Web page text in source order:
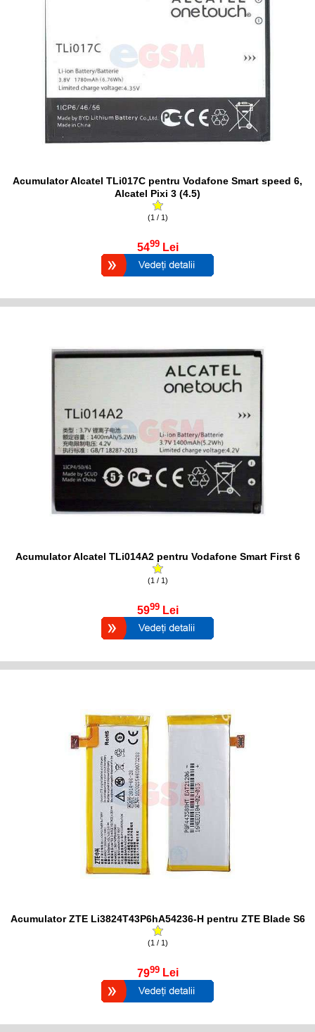
Acumulator Alcatel TLi017C pentru Vodafone Smart speed 6,
Alcatel Pixi 3 (4.5)
(1 / 1)
5499 Lei
Acumulator Alcatel TLi014A2 pentru Vodafone Smart First 6
(1 / 1)
5999 Lei
Acumulator ZTE Li3824T43P6hA54236-H pentru ZTE Blade S6
(1 / 1)
7999 Lei